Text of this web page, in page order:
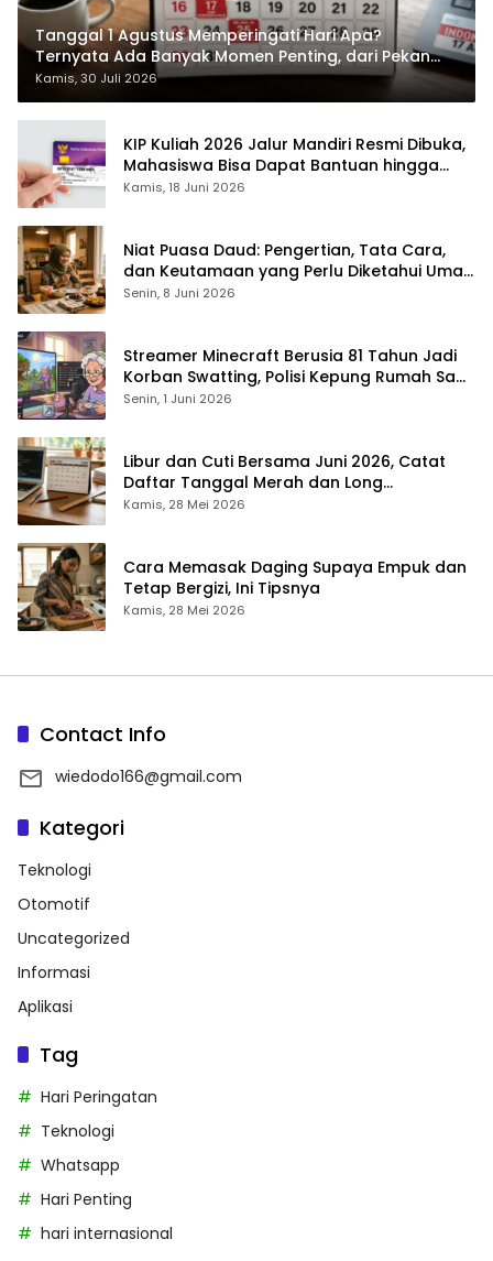
Tanggal 1 Agustus Memperingati Hari Apa?
Ternyata Ada Banyak Momen Penting, dari Pekan
ASI Sedunia hingga Hari World Wide Web
Kamis, 30 Juli 2026
KIP Kuliah 2026 Jalur Mandiri Resmi Dibuka,
Mahasiswa Bisa Dapat Bantuan hingga
Rp1,4 Juta per Bulan
Kamis, 18 Juni 2026
Niat Puasa Daud: Pengertian, Tata Cara,
dan Keutamaan yang Perlu Diketahui Umat
Muslim
Senin, 8 Juni 2026
Streamer Minecraft Berusia 81 Tahun Jadi
Korban Swatting, Polisi Kepung Rumah Saat
Siaran Langsung
Senin, 1 Juni 2026
Libur dan Cuti Bersama Juni 2026, Catat
Daftar Tanggal Merah dan Long
Weekendnya
Kamis, 28 Mei 2026
Cara Memasak Daging Supaya Empuk dan
Tetap Bergizi, Ini Tipsnya
Kamis, 28 Mei 2026
Contact Info
wiedodo166@gmail.com
Kategori
Teknologi
Otomotif
Uncategorized
Informasi
Aplikasi
Tag
Hari Peringatan
Teknologi
Whatsapp
Hari Penting
hari internasional